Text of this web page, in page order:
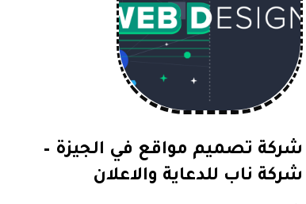
شركة تصميم مواقع في الجيزة –
شركة ناب للدعاية والاعلان